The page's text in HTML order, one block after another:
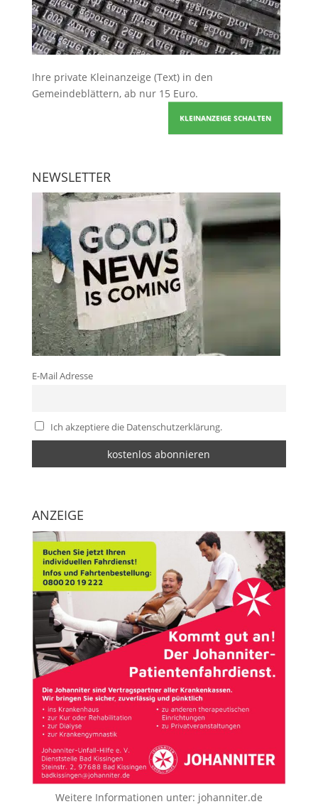
Ihre private Kleinanzeige (Text) in den
Gemeindeblättern, ab nur 15 Euro.
KLEINANZEIGE SCHALTEN
NEWSLETTER
E-Mail Adresse
Ich akzeptiere die Datenschutzerklärung.
ANZEIGE
Weitere Informationen unter: johanniter.de